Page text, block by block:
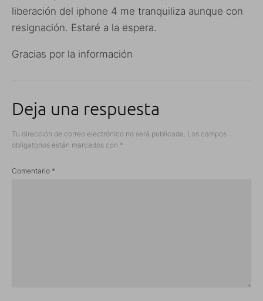
liberación del iphone 4 me tranquiliza aunque con
resignación. Estaré a la espera.
Gracias por la información
Deja una respuesta
Tu dirección de correo electrónico no será publicada. Los campos
obligatorios están marcados con *
Comentario *